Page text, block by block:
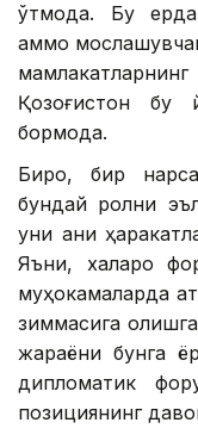
ўтмоқда. Бу
аммо
Қозоғистон бу
бормоқда.
Бироқ, бир
бундай ролни
уни аниқ
Яъни, халқаро
муҳокамаларда
зиммасига
жараёни бунга
дипломатик
позициянинг